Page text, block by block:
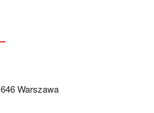
Warszawa